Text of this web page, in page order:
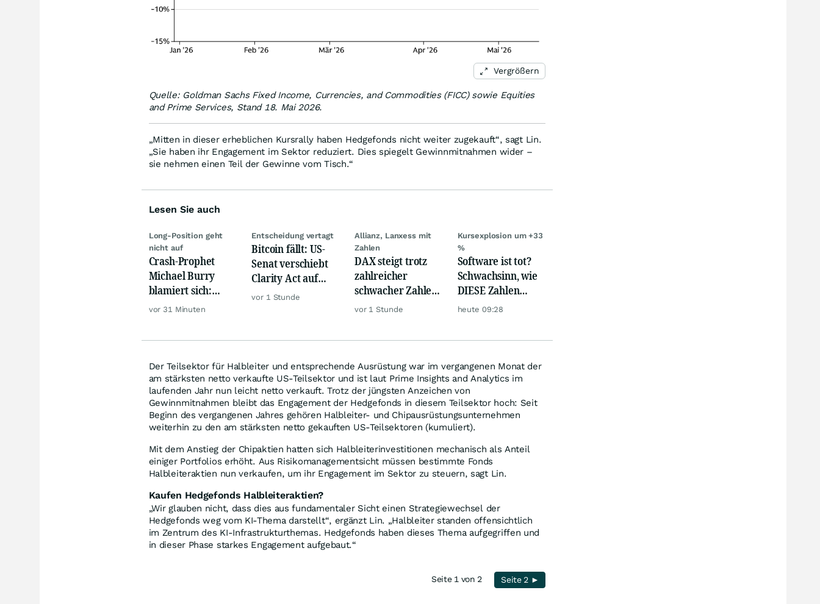
Vergrößern
Quelle: Goldman Sachs Fixed Income, Currencies, and Commodities (FICC) sowie Equities
and Prime Services, Stand 18. Mai 2026.
„Mitten in dieser erheblichen Kursrally haben Hedgefonds nicht weiter zugekauft“, sagt Lin.
„Sie haben ihr Engagement im Sektor reduziert. Dies spiegelt Gewinnmitnahmen wider –
sie nehmen einen Teil der Gewinne vom Tisch.“
Lesen Sie auch
Long-Position geht
nicht auf
Crash-Prophet
Michael Burry
blamiert sich:
Diese Wette taugt
vor 31 Minuten
Entscheidung vertagt
Bitcoin fällt: US-
Senat verschiebt
Clarity Act auf
September
vor 1 Stunde
Allianz, Lanxess mit
Zahlen
DAX steigt trotz
zahlreicher
schwacher Zahlen,
Gold und Öl teurer
vor 1 Stunde
Kursexplosion um +33
%
Software ist tot?
Schwachsinn, wie
DIESE Zahlen
zeigen!
heute 09:28
Der Teilsektor für Halbleiter und entsprechende Ausrüstung war im vergangenen Monat der
am stärksten netto verkaufte US-Teilsektor und ist laut Prime Insights and Analytics im
laufenden Jahr nun leicht netto verkauft. Trotz der jüngsten Anzeichen von
Gewinnmitnahmen bleibt das Engagement der Hedgefonds in diesem Teilsektor hoch: Seit
Beginn des vergangenen Jahres gehören Halbleiter- und Chipausrüstungsunternehmen
weiterhin zu den am stärksten netto gekauften US-Teilsektoren (kumuliert).
Mit dem Anstieg der Chipaktien hatten sich Halbleiterinvestitionen mechanisch als Anteil
einiger Portfolios erhöht. Aus Risikomanagementsicht müssen bestimmte Fonds
Halbleiteraktien nun verkaufen, um ihr Engagement im Sektor zu steuern, sagt Lin.
Kaufen Hedgefonds Halbleiteraktien?
„Wir glauben nicht, dass dies aus fundamentaler Sicht einen Strategiewechsel der
Hedgefonds weg vom KI-Thema darstellt“, ergänzt Lin. „Halbleiter standen offensichtlich
im Zentrum des KI-Infrastrukturthemas. Hedgefonds haben dieses Thema aufgegriffen und
in dieser Phase starkes Engagement aufgebaut.“
Seite 1 von 2 Seite 2 ►